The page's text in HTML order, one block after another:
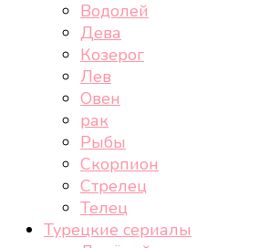
Водолей
Дева
Козерог
Лев
Овен
рак
Рыбы
Скорпион
Стрелец
Телец
Турецкие сериалы